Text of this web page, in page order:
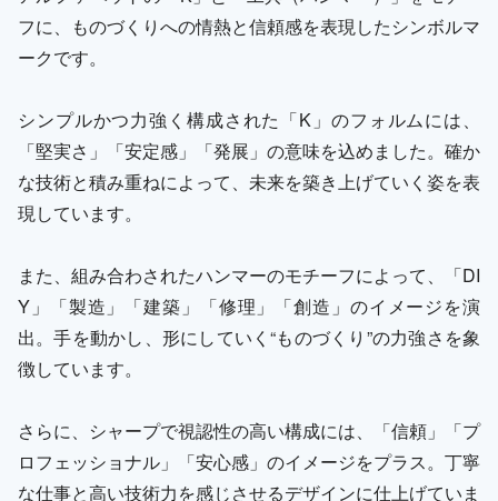
フに、ものづくりへの情熱と信頼感を表現したシンボルマ
ークです。
シンプルかつ力強く構成された「K」のフォルムには、
「堅実さ」「安定感」「発展」の意味を込めました。確か
な技術と積み重ねによって、未来を築き上げていく姿を表
現しています。
また、組み合わされたハンマーのモチーフによって、「DI
Y」「製造」「建築」「修理」「創造」のイメージを演
出。手を動かし、形にしていく“ものづくり”の力強さを象
徴しています。
さらに、シャープで視認性の高い構成には、「信頼」「プ
ロフェッショナル」「安心感」のイメージをプラス。丁寧
な仕事と高い技術力を感じさせるデザインに仕上げていま